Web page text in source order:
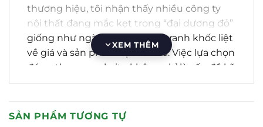
thương hiệu, tôi nhận thấy nhiều công ty
nội thất đang mắc kẹt trong “đại dương đỏ”
giống như ngành in ấn: cạnh tranh khốc liệt
về giá và sản phẩm bị bão hòa.Việc lựa chọn
đúng theme website không chỉ là vấn đề kỹ
thuật, mà là bước đi chiến lược để thoát
chuyên gia
XEM THÊM
SẢN PHẨM TƯƠNG TỰ